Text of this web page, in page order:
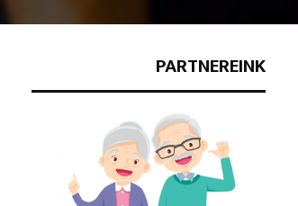
PARTNEREINK